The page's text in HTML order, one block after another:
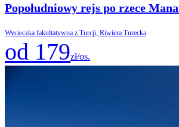
Popołudniowy rejs po rzece
Wycieczka fakultatywna z Turcji, Riwiera Turecka
od 179zł/os.